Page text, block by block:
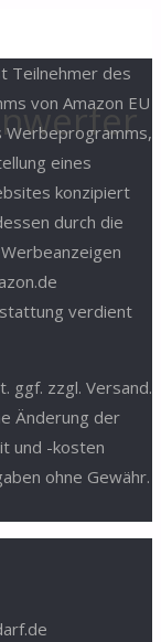
Teilnehmer des
von Amazon EU
Werbeprogramms,
eines
konzipiert
durch die
verdient
ggf. zzgl. Versand.
Änderung der
und -kosten
ohne Gewähr.